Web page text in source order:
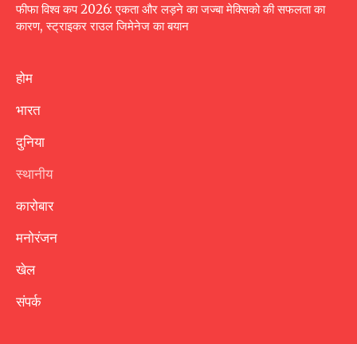
फीफा विश्व कप 2026: एकता और लड़ने का जज्बा मेक्सिको की सफलता का
कारण, स्ट्राइकर राउल जिमेनेज का बयान
होम
भारत
दुनिया
स्थानीय
कारोबार
मनोरंजन
खेल
संपर्क